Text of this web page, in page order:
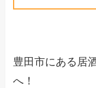
豊田市にある居
へ！